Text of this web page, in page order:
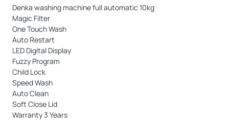
Denka washing machine full automatic 10kg
Magic Filter
One Touch Wash
Auto Restart
LED Digital Display
Fuzzy Program
Child Lock
Speed Wash
Auto Clean
Soft Close Lid
Warranty 3 Years